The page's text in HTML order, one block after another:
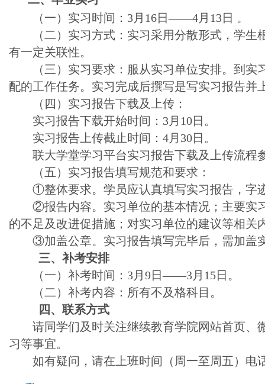
（一）实习时间：3月16日——4月13日 。
（二）实习方式：实习采用分散形式，学
有一定关联性。
（三）实习要求：服从实习单位安排。到
配的工作任务。实习完成后撰写是写实习报告并
（四）实习报告下载及上传：
实习报告下载开始时间：3月10日。
实习报告上传截止时间：4月30日。
联大学堂学习平台实习报告下载及上传流程
（五）实习报告填写规范和要求：
①整体要求。学员应认真填写实习报告，字
②报告内容。实习单位的基本情况；主要实
的不足及改进促措施；对实习单位的建议等相关
③加盖公章。实习报告填写完毕后，需加盖
三、补考安排
（一）补考时间：3月9日——3月15日。
（二）补考内容：所有不及格科目。
四、联系方式
请同学们及时关注继续教育学院网站首页、
习等事宜。
如有疑问，请在上班时间（周一至周五）电